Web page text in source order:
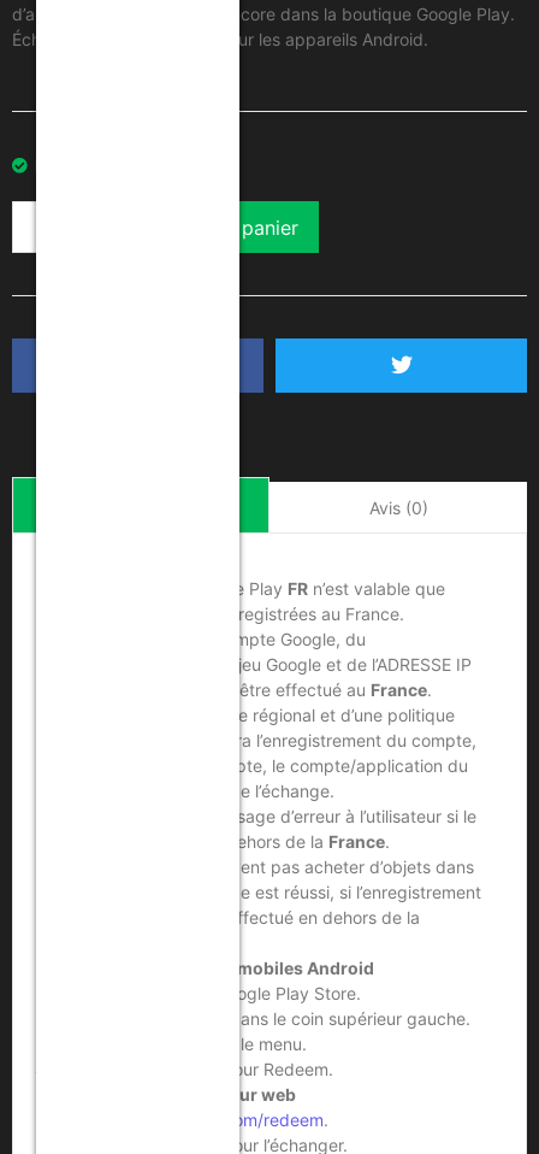
d’applications et bien plus encore dans la boutique Google Play.
Échangeable sur le Web ou sur les appareils Android.
Ajouter au panier
Avis (0)
La carte cadeau Google Play FR n’est valable que
pour les adresses IP enregistrées au France.
L’enregistrement du compte Google, du
compte/application de jeu Google et de l’ADRESSE IP
être effectué au France.
En raison du verrouillage régional et d’une politique
stricte, Google détectera l’enregistrement du compte,
les paramètres du compte, le compte/application du
jeu et l’adresse IP lors de l’échange.
Google enverra un message d’erreur à l’utilisateur si le
code est échangé en dehors de la France.
Les utilisateurs ne peuvent pas acheter d’objets dans
le jeu, même si l’échange est réussi, si l’enregistrement
du compte de jeu est effectué en dehors de la
Utilisation d’appareils mobiles Android
Ouvrez l’application Google Play Store.
Touchez l’icône Menu dans le coin supérieur gauche.
Touchez Redeem dans le menu.
Saisissez votre code pour Redeem.
Utilisation du navigateur web
play.google.com/redeem.
Saisissez votre code pour l’échanger.